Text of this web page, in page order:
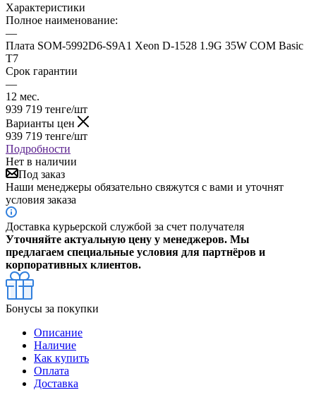
Характеристики
Полное наименование:
—
Плата SOM-5992D6-S9A1 Xeon D-1528 1.9G 35W COM Basic
T7
Срок гарантии
—
12 мес.
939 719 тенге/шт
Варианты цен
939 719 тенге/шт
Подробности
Нет в наличии
Под заказ
Наши менеджеры обязательно свяжутся с вами и уточнят
условия заказа
Доставка курьерской службой за счет получателя
Уточняйте актуальную цену у менеджеров. Мы
предлагаем специальные условия для партнёров и
корпоративных клиентов.
Бонусы за покупки
Описание
Наличие
Как купить
Оплата
Доставка